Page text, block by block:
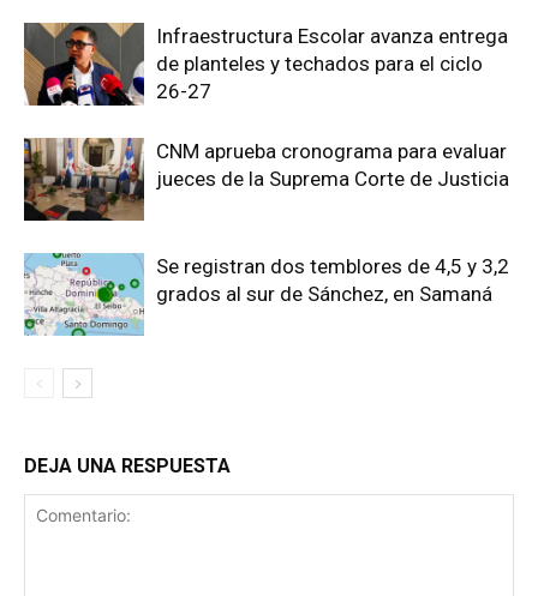
Infraestructura Escolar avanza entrega
de planteles y techados para el ciclo
26-27
CNM aprueba cronograma para evaluar
jueces de la Suprema Corte de Justicia
Se registran dos temblores de 4,5 y 3,2
grados al sur de Sánchez, en Samaná
DEJA UNA RESPUESTA